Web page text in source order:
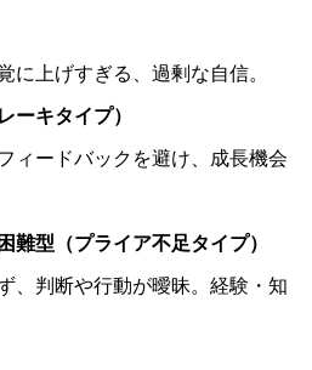
上げすぎる、過剰な自信。
ーキタイプ）
ィードバックを避け、成長機会
難型（プライア不足タイプ）
、判断や行動が曖昧。経験・知